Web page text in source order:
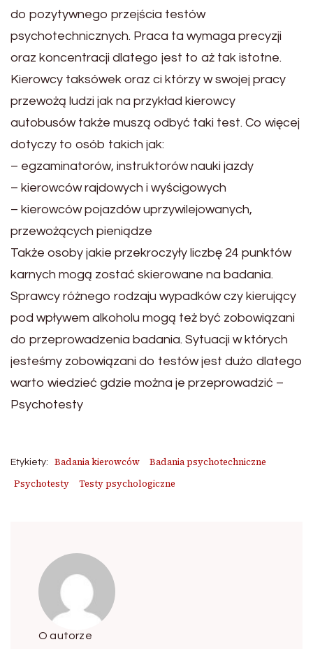
do pozytywnego przejścia testów
psychotechnicznych. Praca ta wymaga precyzji
oraz koncentracji dlatego jest to aż tak istotne.
Kierowcy taksówek oraz ci którzy w swojej pracy
przewożą ludzi jak na przykład kierowcy
autobusów także muszą odbyć taki test. Co więcej
dotyczy to osób takich jak:
– egzaminatorów, instruktorów nauki jazdy
– kierowców rajdowych i wyścigowych
– kierowców pojazdów uprzywilejowanych,
przewożących pieniądze
Także osoby jakie przekroczyły liczbę 24 punktów
karnych mogą zostać skierowane na badania.
Sprawcy różnego rodzaju wypadków czy kierujący
pod wpływem alkoholu mogą też być zobowiązani
do przeprowadzenia badania. Sytuacji w których
jesteśmy zobowiązani do testów jest dużo dlatego
warto wiedzieć gdzie można je przeprowadzić –
Psychotesty
Etykiety: Badania kierowców
Badania psychotechniczne
Psychotesty
Testy psychologiczne
O autorze